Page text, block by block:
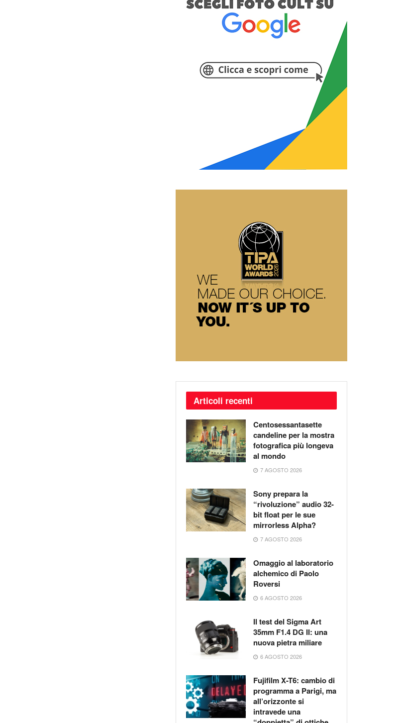
Articoli recenti
Centosessantasette
candeline per la mostra
fotografica più longeva
al mondo
7 AGOSTO 2026
Sony prepara la
“rivoluzione” audio 32-
bit float per le sue
mirrorless Alpha?
7 AGOSTO 2026
Omaggio al laboratorio
alchemico di Paolo
Roversi
6 AGOSTO 2026
Il test del Sigma Art
35mm F1.4 DG II: una
nuova pietra miliare
6 AGOSTO 2026
Fujifilm X-T6: cambio di
programma a Parigi, ma
all’orizzonte si
intravede una